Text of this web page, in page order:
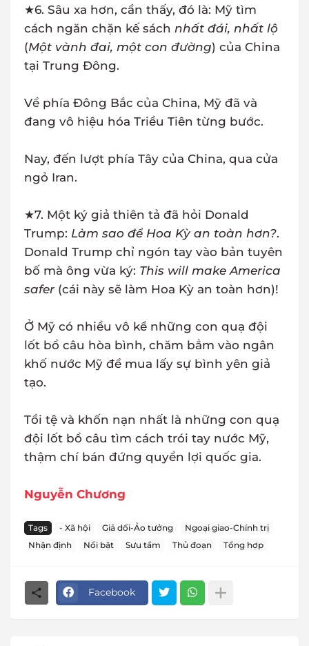
★6. Sâu xa hơn, cần thấy, đó là: Mỹ tìm
cách ngăn chặn kế sách nhất đái, nhất lộ
(Một vành đai, một con đường) của China
tại Trung Đông.
Về phía Đông Bắc của China, Mỹ đã và
đang vô hiệu hóa Triều Tiên từng bước.
Nay, đến lượt phía Tây của China, qua cửa
ngỏ Iran.
★7. Một ký giả thiên tả đã hỏi Donald
Trump: Làm sao để Hoa Kỳ an toàn hơn?.
Donald Trump chỉ ngón tay vào bản tuyên
bố mà ông vừa ký: This will make America
safer(cái này sẽ làm Hoa Kỳ an toàn hơn)!
Ở Mỹ có nhiều vô kể những con quạ đội
lốt bồ câu hòa bình, chăm bẳm vào ngân
khố nước Mỹ để mua lấy sự bình yên giả
tạo.
Tồi tệ và khốn nạn nhất là những con quạ
đội lốt bồ câu tìm cách trói tay nước Mỹ,
thậm chí bán đứng quyền lợi quốc gia.
Nguyễn Chương
Tags - Xã hội Giả dối-Ảo tưởng
Ngoại giao-Chính trị
Nhận định
Nổi bật Sưu tầm Thủ đoạn Tổng hợp
Facebook